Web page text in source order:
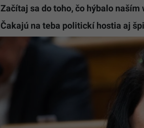
Začítaj sa do toho, čo hýbalo naším
Čakajú na teba politickí hostia aj